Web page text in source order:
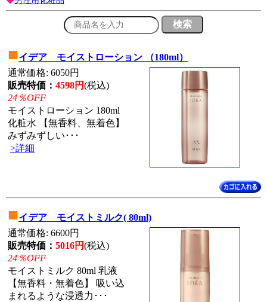
■イデア モイストローション （180ml）
通常価格: 6050円
販売特価： 4598円(税込)
24％OFF
モイストローション 180ml
化粧水 【無香料、無着色】
みずみずしい･･･
>詳細
■イデア モイストミルク( 80ml)
通常価格: 6600円
販売特価： 5016円(税込)
24％OFF
モイストミルク 80ml 乳液
【無香料・無着色】 吸い込
まれるような浸透力･･･